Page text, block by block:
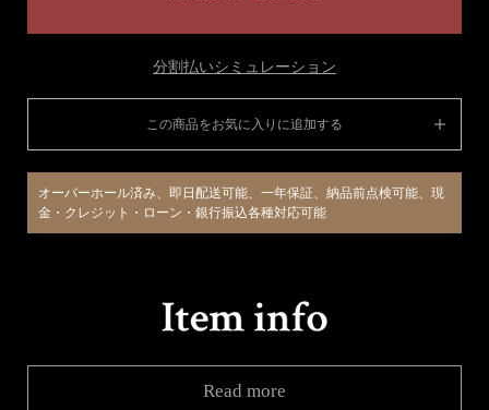
分割払いシミュレーション
この商品をお気に入りに追加する
オーバーホール済み、即日配送可能、一年保証、納品前点検可能、現
金・クレジット・ローン・銀行振込各種対応可能
Read more